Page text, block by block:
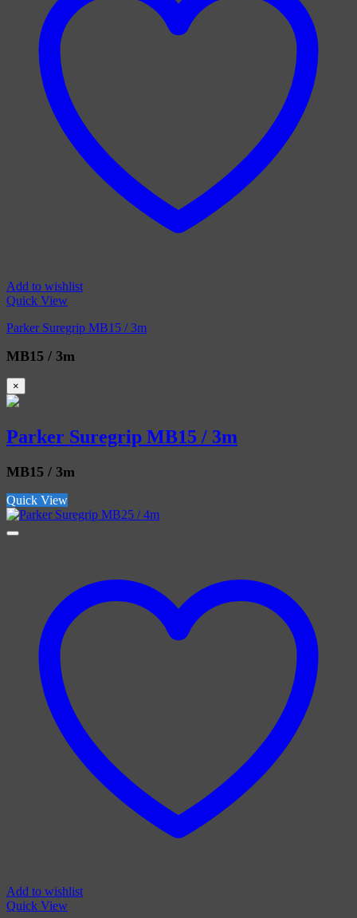
Add to wishlist
Quick View
Parker Suregrip MB15 / 3m
MB15 / 3m
×
Parker Suregrip MB15 / 3m
MB15 / 3m
Quick View
Add to wishlist
Quick View